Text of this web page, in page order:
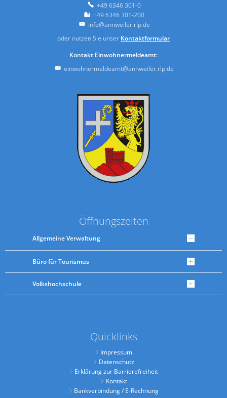
+49 6346 301-0
+49 6346 301-200
info@annweiler.rlp.de
oder nutzen Sie unser Kontaktformular
Kontakt Einwohnermeldeamt:
einwohnermeldeamt@annweiler.rlp.de
Öffnungszeiten
Allgemeine Verwaltung
Büro für Tourismus
Volkshochschule
Quicklinks
Impressum
Datenschutz
Erklärung zur Barrierefreiheit
Kontakt
Bankverbindung / E-Rechnung